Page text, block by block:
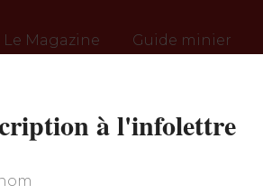
Le Magazine Guide minier
à l'infolettre